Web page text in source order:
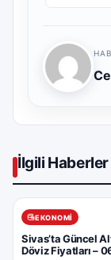
İlgili Haberler
EKONOMI
Sivas’ta Güncel
Döviz Fiyatları –